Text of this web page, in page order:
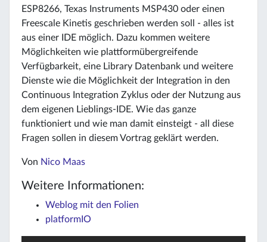
ESP8266, Texas Instruments MSP430 oder einen
Freescale Kinetis geschrieben werden soll - alles ist
aus einer IDE möglich. Dazu kommen weitere
Möglichkeiten wie plattformübergreifende
Verfügbarkeit, eine Library Datenbank und weitere
Dienste wie die Möglichkeit der Integration in den
Continuous Integration Zyklus oder der Nutzung aus
dem eigenen Lieblings-IDE. Wie das ganze
funktioniert und wie man damit einsteigt - all diese
Fragen sollen in diesem Vortrag geklärt werden.
Von Nico Maas
Weitere Informationen:
Weblog mit den Folien
platformIO